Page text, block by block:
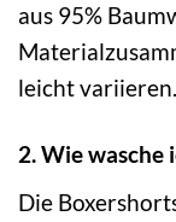
aus 95%
leicht variieren.
2. Wie wasche
Die